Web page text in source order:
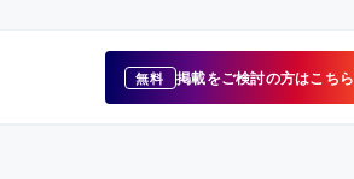
無料 掲載をご検討の方はこちら